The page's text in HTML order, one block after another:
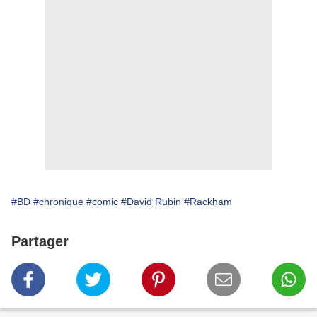
#BD #chronique #comic #David Rubin #Rackham
Partager